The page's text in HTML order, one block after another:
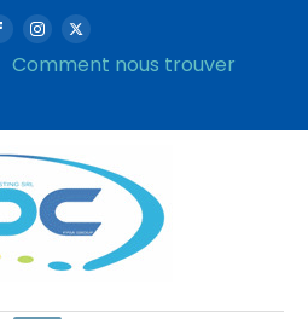
Comment nous trouver